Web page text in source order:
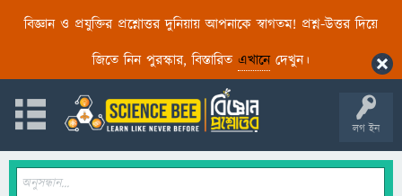
বিজ্ঞান ও প্রযুক্তির প্রশ্নোত্তর দুনিয়ায় আপনাকে স্বাগতম! প্রশ্ন-উত্তর দিয়ে
জিতে নিন পুরস্কার, বিস্তারিত এখানেদেখুন।
লগ ইন